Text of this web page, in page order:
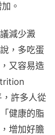
。
減少澱
，多吃蛋
又容易造
許多人從
健康的脂
增加好膽